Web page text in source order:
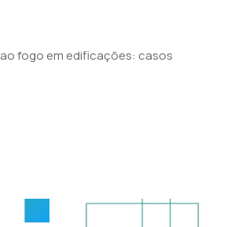
fogo em edificações: casos